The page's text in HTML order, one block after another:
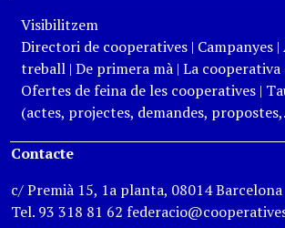
Visibilitzem
Directori de cooperatives| Campanyes|
treball| De primera mà| La cooperativa
Ofertes de feina de les cooperatives|
(actes, projectes, demandes,
Contacte
c/ Premià 15, 1a planta, 08014 Barcelona
Tel. 93 318 81 62